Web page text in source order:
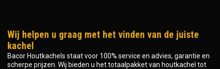
Wij helpen u graag met het vinden van de juiste
kachel
Bacor Houtkachels staat voor 100% service en advies, garantie en
scherpe prijzen. Wij bieden u het totaalpakket van houtkachel tot